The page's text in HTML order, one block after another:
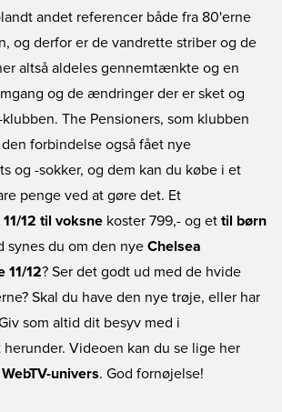
andet referencer både fra 80'erne
og derfor er de vandrette striber og de
altså aldeles gennemtænkte og en
og de ændringer der er sket og
The Pensioners, som klubben
forbindelse også fået nye
og -sokker, og dem kan du købe i et
penge ved at gøre det. Et
12 til voksne koster 799,- og et til børn
synes du om den nye Chelsea
11/12? Ser det godt ud med de hvide
Skal du have den nye trøje, eller har
som altid dit besyv med i
herunder. Videoen kan du se lige her
WebTV-univers. God fornøjelse!